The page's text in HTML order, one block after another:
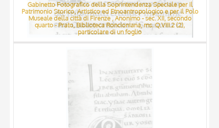
Gabinetto Fotografico della Soprintendenza Speciale per il
Patrimonio Storico, Artistico ed Etnoantropologico e per il Polo
Museale della città di Firenze , Anonimo - sec. XII, secondo
quarto - Prato, Biblioteca Roncioniana, ms. Q.VIII.2 (2),
particolare di un foglio